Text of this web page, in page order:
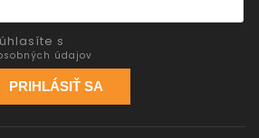
s
údajov
PRIHLÁSIŤ SA